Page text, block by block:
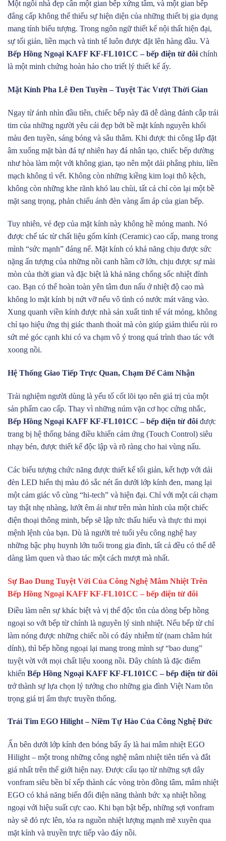
Một ngôi nhà đẹp cần một gian bếp xứng tầm, và một gian bếp
đẳng cấp không thể thiếu sự hiện diện của những thiết bị gia dụng
mang tính biểu tượng. Trong ngôn ngữ thiết kế nội thất hiện đại,
sự tối giản, liền mạch và tinh tế luôn được đặt lên hàng đầu. Và
Bếp Hồng Ngoại KAFF KF-FL101CC – bếp điện từ đôi chính
là một minh chứng hoàn hảo cho triết lý thiết kế ấy.
Mặt Kính Pha Lê Đen Tuyền – Tuyệt Tác Vượt Thời Gian
Ngay từ ánh nhìn đầu tiên, chiếc bếp này đã dễ dàng đánh cắp trái
tim của những người yêu cái đẹp bởi bề mặt kính nguyên khối
màu đen tuyền, sáng bóng và sâu thẳm. Khi được thi công lắp đặt
âm xuống mặt bàn đá tự nhiên hay đá nhân tạo, chiếc bếp dường
như hòa làm một với không gian, tạo nên một dải phẳng phiu, liền
mạch không tì vết. Không còn những kiềng kim loại thô kệch,
không còn những khe rãnh khó lau chùi, tất cả chỉ còn lại một bề
mặt sang trọng, phản chiếu ánh đèn vàng ấm áp của gian bếp.
Tuy nhiên, vẻ đẹp của mặt kính này không hề mỏng manh. Nó
được chế tác từ chất liệu gốm kính (Ceramic) cao cấp, mang trong
mình “sức mạnh” đáng nể. Mặt kính có khả năng chịu được sức
nặng ấn tượng của những nồi canh hầm cỡ lớn, chịu được sự mài
mòn của thời gian và đặc biệt là khả năng chống sốc nhiệt đỉnh
cao. Bạn có thể hoàn toàn yên tâm đun nấu ở nhiệt độ cao mà
không lo mặt kính bị nứt vỡ nếu vô tình có nước mát văng vào.
Xung quanh viền kính được nhà sản xuất tinh tế vát mỏng, không
chỉ tạo hiệu ứng thị giác thanh thoát mà còn giúp giảm thiểu rủi ro
sứt mẻ góc cạnh khi có va chạm vô ý trong quá trình thao tác với
xoong nồi.
Hệ Thống Giao Tiếp Trực Quan, Chạm Để Cảm Nhận
Trải nghiệm người dùng là yếu tố cốt lõi tạo nên giá trị của một
sản phẩm cao cấp. Thay vì những núm vặn cơ học cứng nhắc,
Bếp Hồng Ngoại KAFF KF-FL101CC – bếp điện từ đôi được
trang bị hệ thống bảng điều khiển cảm ứng (Touch Control) siêu
nhạy bén, được thiết kế độc lập và rõ ràng cho hai vùng nấu.
Các biểu tượng chức năng được thiết kế tối giản, kết hợp với dải
đèn LED hiển thị màu đỏ sắc nét ẩn dưới lớp kính đen, mang lại
một cảm giác vô cùng “hi-tech” và hiện đại. Chỉ với một cái chạm
tay thật nhẹ nhàng, lướt êm ái như trên màn hình của một chiếc
điện thoại thông minh, bếp sẽ lập tức thấu hiểu và thực thi mọi
mệnh lệnh của bạn. Dù là người trẻ tuổi yêu công nghệ hay
những bậc phụ huynh lớn tuổi trong gia đình, tất cả đều có thể dễ
dàng làm quen và thao tác một cách mượt mà nhất.
Sự Bao Dung Tuyệt Vời Của Công Nghệ Mâm Nhiệt Trên
Bếp Hồng Ngoại KAFF KF-FL101CC – bếp điện từ đôi
Điều làm nên sự khác biệt và vị thế độc tôn của dòng bếp hồng
ngoại so với bếp từ chính là nguyên lý sinh nhiệt. Nếu bếp từ chỉ
làm nóng được những chiếc nồi có đáy nhiễm từ (nam châm hút
dính), thì bếp hồng ngoại lại mang trong mình sự “bao dung”
tuyệt vời với mọi chất liệu xoong nồi. Đây chính là đặc điểm
khiến Bếp Hồng Ngoại KAFF KF-FL101CC – bếp điện từ đôi
trở thành sự lựa chọn lý tưởng cho những gia đình Việt Nam tôn
trọng giá trị ẩm thực truyền thống.
Trái Tim EGO Hilight – Niềm Tự Hào Của Công Nghệ Đức
Ẩn bên dưới lớp kính đen bóng bẩy ấy là hai mâm nhiệt EGO
Hilight – một trong những công nghệ mâm nhiệt tiên tiến và đắt
giá nhất trên thế giới hiện nay. Được cấu tạo từ những sợi dây
vonfram siêu bền bỉ xếp thành các vòng tròn đồng tâm, mâm nhiệt
EGO có khả năng biến đổi điện năng thành bức xạ nhiệt hồng
ngoại với hiệu suất cực cao. Khi bạn bật bếp, những sợi vonfram
này sẽ đỏ rực lên, tỏa ra nguồn nhiệt lượng mạnh mẽ xuyên qua
mặt kính và truyền trực tiếp vào đáy nồi.